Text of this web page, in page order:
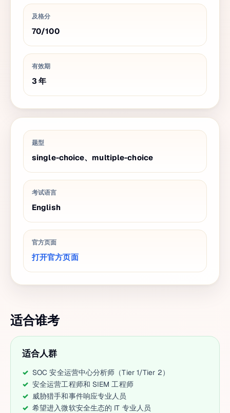
及格分
70/100
有效期
3 年
题型
single-choice、multiple-choice
考试语言
English
官方页面
打开官方页面
适合谁考
适合人群
SOC 安全运营中心分析师（Tier 1/Tier 2）
安全运营工程师和 SIEM 工程师
威胁猎手和事件响应专业人员
希望进入微软安全生态的 IT 专业人员